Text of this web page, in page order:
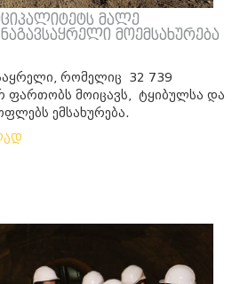
მალე
მოემსახურება
რომელიც 32 739
ფართობს მოიცავს, ტყიბულსა და
ემსახურება.